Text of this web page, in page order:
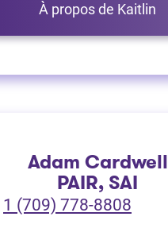
À propos de Kaitlin
Adam Cardwell
PAIR, SAI
1 (709) 778-8808